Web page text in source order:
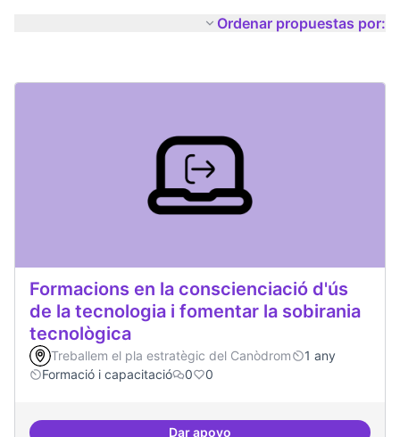
Ordenar propuestas por:
Formacions en la conscienciació d'ús
de la tecnologia i fomentar la sobirania
tecnològica
Treballem el pla estratègic del Canòdrom
1 any
Formació i capacitació
0 0
Dar apoyo